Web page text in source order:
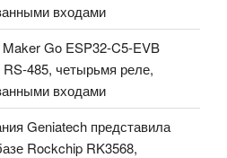
входами
Go ESP32-C5-EVB
485, четырьмя реле,
входами
Geniatech представила
Rockchip RK3568,